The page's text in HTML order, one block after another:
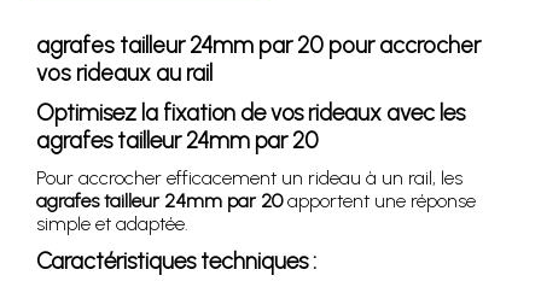
agrafes tailleur 24mm par 20 pour accrocher
vos rideaux au rail
Optimisez la fixation de vos rideaux avec les
agrafes tailleur 24mm par 20
Pour accrocher efficacement un rideau à un rail, les
agrafes tailleur 24mm par 20apportent une réponse
simple et adaptée.
Caractéristiques techniques :